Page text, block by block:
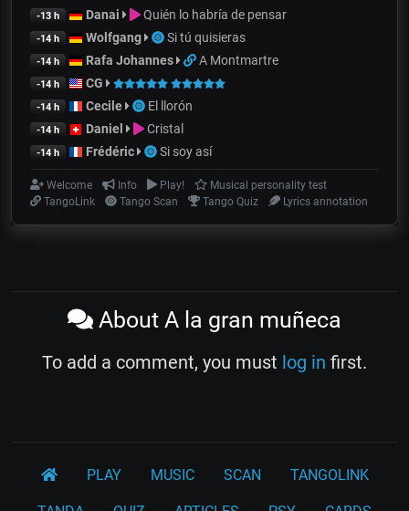
-13 h Danai Quién lo habría de pensar
-14 h Wolfgang Si tú quisieras
-14 h Rafa Johannes A Montmartre
-14 h CG
-14 h Cecile El llorón
-14 h Daniel Cristal
-14 h Frédéric Si soy así
Welcome Info Play!
Musical personality test
TangoLink
Tango Scan Tango Quiz Lyrics annotation
About A la gran muñeca
To add a comment, you must log in first.
PLAY MUSIC SCAN TANGOLINK